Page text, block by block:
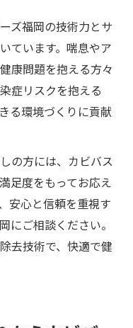
ズ福岡の技術力とサ
ています。喘息やア
康問題を抱える方々
症リスクを抱える
る環境づくりに貢献
の方には、カビバス
足度をもってお応え
安心と信頼を重視す
にご相談ください。
去技術で、快適で健